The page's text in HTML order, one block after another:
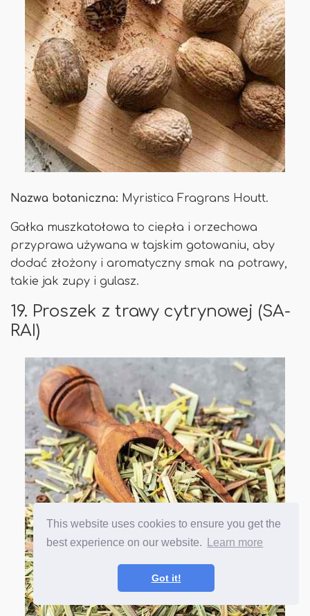
This website uses cookies to ensure you get the
best experience on our website.
Learn more
Got it!
Nazwa botaniczna: Myristica Fragrans Houtt.
Gałka muszkatołowa to ciepła i orzechowa
przyprawa używana w tajskim gotowaniu, aby
dodać złożony i aromatyczny smak na potrawy,
takie jak zupy i gulasz.
19. Proszek z trawy cytrynowej (SA-
RAI)